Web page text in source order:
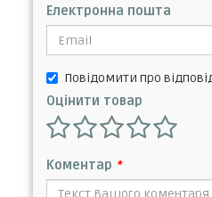
Електронна пошта
Повідомити про
Оцінити товар
Коментар *